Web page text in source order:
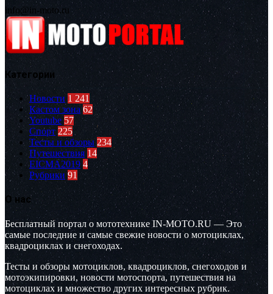
info@in-moto.ru
Категории
Новости 1 241
Кастом зона 62
Youtube 57
Спорт 225
Тесты и обзоры 234
Путешествия 14
EICMA2019 4
Рубрики 91
О нас
Бесплатный портал о мототехнике IN-MOTO.RU — Это
самые последние и самые свежие новости о мотоциклах,
квадроциклах и снегоходах.
Тесты и обзоры мотоциклов, квадроциклов, снегоходов и
мотоэкипировки, новости мотоспорта, путешествия на
мотоциклах и множество других интересных рубрик.